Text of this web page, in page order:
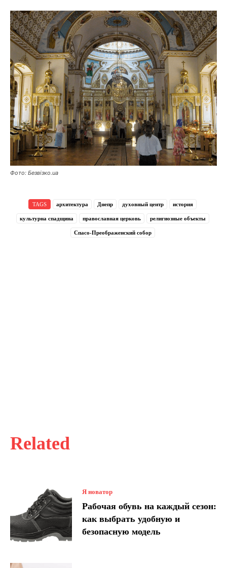
Related
Я новатор
Рабочая обувь на каждый сезон:
как выбрать удобную и
безопасную модель
Фото: Безвізко.ua
TAGS архитектура Днепр духовный центр история
культурна спадщина православная церковь религиозные объекты
Спасо-Преображенский собор